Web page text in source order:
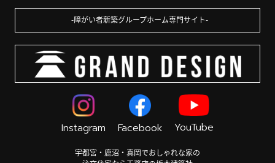
障がい者新築グループホーム専門サイト
Instagram Facebook YouTube
宇都宮・鹿沼・真岡でおしゃれな家の